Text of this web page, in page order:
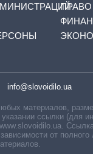
ПРАВО
info@slovoidilo.ua
материалов,
ссылки (для
от полного